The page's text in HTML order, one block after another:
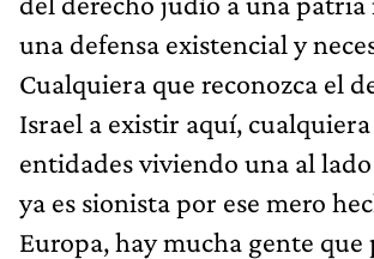
una defensa existencial y
Cualquiera que reconozca el
Israel a existir aquí,
entidades viviendo una al
ya es sionista por ese mero
Europa, hay mucha gente que